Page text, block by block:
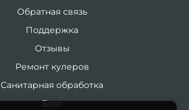
Обратная связь
Поддержка
Отзывы
Ремонт кулеров
Санитарная обработка
Блог